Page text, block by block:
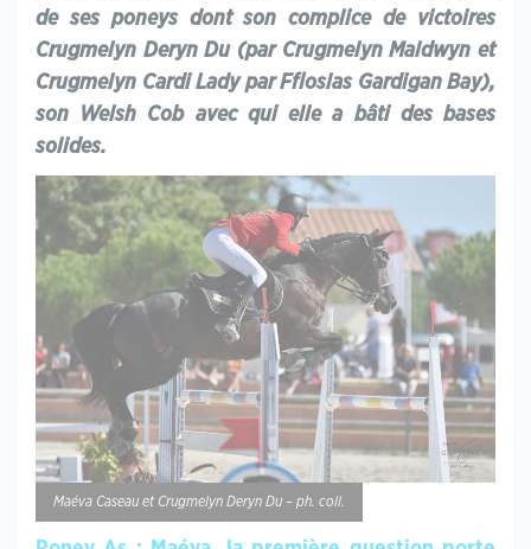
de ses poneys dont son complice de victoires
Crugmelyn Deryn Du (par Crugmelyn Maldwyn et
Crugmelyn Cardi Lady par Ffloslas Gardigan Bay),
son Welsh Cob avec qui elle a bâti des bases
solides.
Maéva Caseau et Crugmelyn Deryn Du – ph. coll.